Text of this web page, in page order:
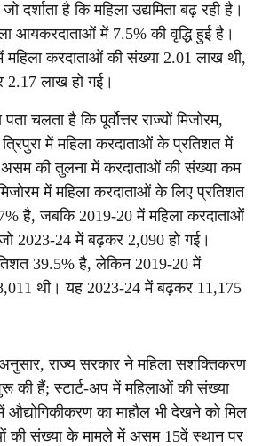
दर्शाता है कि महिला उद्यमिता बढ़ रही है।
आयकरदाताओं में 7.5% की वृद्धि हुई है।
में महिला करदाताओं की संख्या 2.01 लाख थी,
लाख हो गई।
चलता है कि पूर्वोत्तर राज्यों मिजोरम,
में महिला करदाताओं के प्रतिशत में
असम की तुलना में करदाताओं की संख्या कम
में महिला करदाताओं के लिए प्रतिशत
है, जबकि 2019-20 में महिला करदाताओं
2023-24 में बढ़कर 2,090 हो गई।
39.5% है, लेकिन 2019-20 में
थी। यह 2023-24 में बढ़कर 11,175
राज्य सरकार ने महिला सशक्तिकरण
की हैं; स्टार्ट-अप में महिलाओं की संख्या
औद्योगिकीकरण का माहौल भी देखने को मिल
की संख्या के मामले में असम 15वें स्थान पर